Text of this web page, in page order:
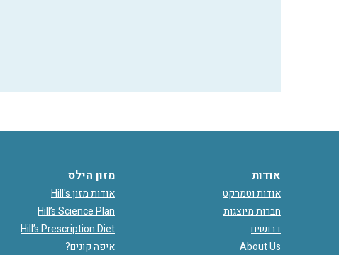
אודות
אודות וטמרקט
חברות מיוצגות
דרושים
About Us
מזון הילס
אודות מזון Hill's
Hill’s Science Plan
Hill’s Prescription Diet
איפה קונים?